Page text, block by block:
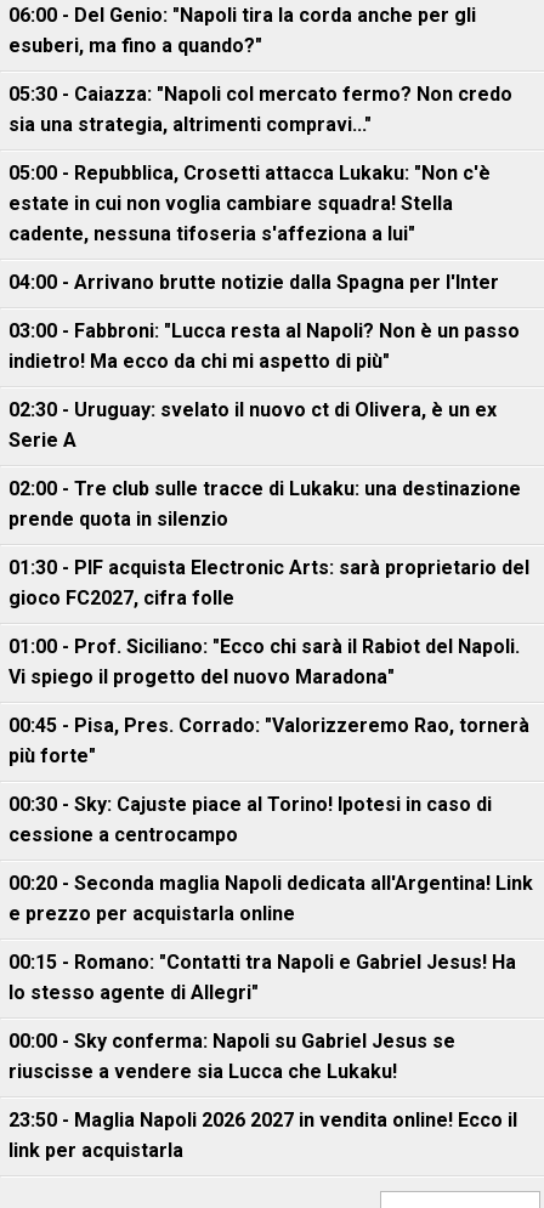
06:00 - Del Genio: "Napoli tira la corda anche per gli
esuberi, ma fino a quando?"
05:30 - Caiazza: "Napoli col mercato fermo? Non credo
sia una strategia, altrimenti compravi..."
05:00 - Repubblica, Crosetti attacca Lukaku: "Non c'è
estate in cui non voglia cambiare squadra! Stella
cadente, nessuna tifoseria s'affeziona a lui"
04:00 - Arrivano brutte notizie dalla Spagna per l'Inter
03:00 - Fabbroni: "Lucca resta al Napoli? Non è un passo
indietro! Ma ecco da chi mi aspetto di più"
02:30 - Uruguay: svelato il nuovo ct di Olivera, è un ex
Serie A
02:00 - Tre club sulle tracce di Lukaku: una destinazione
prende quota in silenzio
01:30 - PIF acquista Electronic Arts: sarà proprietario del
gioco FC2027, cifra folle
01:00 - Prof. Siciliano: "Ecco chi sarà il Rabiot del Napoli.
Vi spiego il progetto del nuovo Maradona"
00:45 - Pisa, Pres. Corrado: "Valorizzeremo Rao, tornerà
più forte"
00:30 - Sky: Cajuste piace al Torino! Ipotesi in caso di
cessione a centrocampo
00:20 - Seconda maglia Napoli dedicata all'Argentina! Link
e prezzo per acquistarla online
00:15 - Romano: "Contatti tra Napoli e Gabriel Jesus! Ha
lo stesso agente di Allegri"
00:00 - Sky conferma: Napoli su Gabriel Jesus se
riuscisse a vendere sia Lucca che Lukaku!
23:50 - Maglia Napoli 2026 2027 in vendita online! Ecco il
link per acquistarla